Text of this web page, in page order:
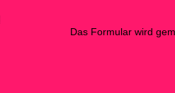
Das Formular wird